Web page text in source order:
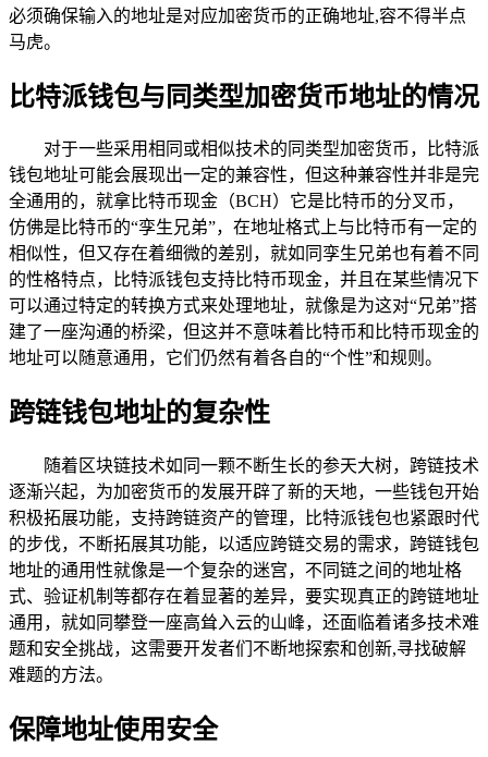
必须确保输入的地址是对应加密货币的正确地址,容不得半点
马虎。
比特派钱包与同类型加密货币地址的情况
对于一些采用相同或相似技术的同类型加密货币，比特派
钱包地址可能会展现出一定的兼容性，但这种兼容性并非是完
全通用的，就拿比特币现金（BCH）它是比特币的分叉币，
仿佛是比特币的“孪生兄弟”，在地址格式上与比特币有一定的
相似性，但又存在着细微的差别，就如同孪生兄弟也有着不同
的性格特点，比特派钱包支持比特币现金，并且在某些情况下
可以通过特定的转换方式来处理地址，就像是为这对“兄弟”搭
建了一座沟通的桥梁，但这并不意味着比特币和比特币现金的
地址可以随意通用，它们仍然有着各自的“个性”和规则。
跨链钱包地址的复杂性
随着区块链技术如同一颗不断生长的参天大树，跨链技术
逐渐兴起，为加密货币的发展开辟了新的天地，一些钱包开始
积极拓展功能，支持跨链资产的管理，比特派钱包也紧跟时代
的步伐，不断拓展其功能，以适应跨链交易的需求，跨链钱包
地址的通用性就像是一个复杂的迷宫，不同链之间的地址格
式、验证机制等都存在着显著的差异，要实现真正的跨链地址
通用，就如同攀登一座高耸入云的山峰，还面临着诸多技术难
题和安全挑战，这需要开发者们不断地探索和创新,寻找破解
难题的方法。
保障地址使用安全